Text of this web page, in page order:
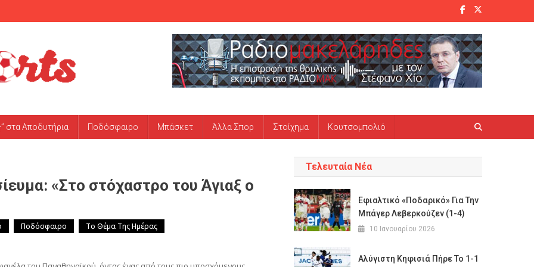
στα Αποδυτήρια Ποδόσφαιρο Μπάσκετ Άλλα Σπορ Στοίχημα Κουτσομπολιό
«Στο στόχαστρο του Άγιαξ ο
Ποδόσφαιρο Το Θέμα Της Ημέρας
Τελευταία Νέα
Εφιαλτικό «ποδαρικό» Για Την
Μπάγερ Λεβερκούζεν (1-4)
10 Ιανουαρίου 2026
Αλύγιστη Κηφισιά Πήρε Το 1-1